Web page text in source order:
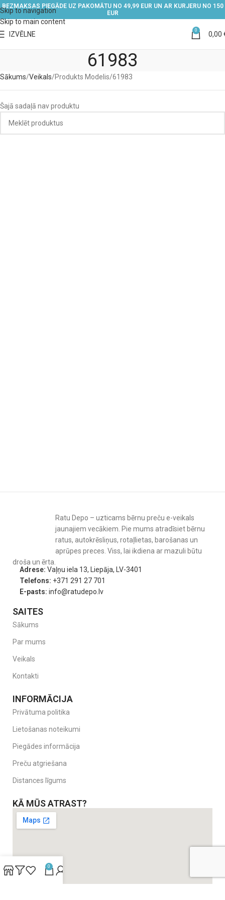
Skip to navigation
Skip to main content
BEZMAKSAS PIEGĀDE UZ PAKOMĀTU NO 49,99 EUR UN AR KURJERU NO 150
EUR
IZVĒLNE 0 0,00
61983
Sākums Veikals Produkts Modelis 61983
Šajā sadaļā nav produktu
Ratu Depo – uzticams bērnu preču e-veikals
jaunajiem vecākiem. Pie mums atradīsiet bērnu
ratus, autokrēsliņus, rotaļlietas, barošanas un
aprūpes preces. Viss, lai ikdiena ar mazuli būtu
droša un ērta.
Adrese: Vaļņu iela 13, Liepāja, LV-3401
Telefons: +371 291 27 701
E-pasts: info@ratudepo.lv
SAITES
Sākums
Par mums
Veikals
Kontakti
INFORMĀCIJA
Privātuma politika
Lietošanas noteikumi
Piegādes informācija
Preču atgriešana
Distances līgums
KĀ MŪS ATRAST?
0